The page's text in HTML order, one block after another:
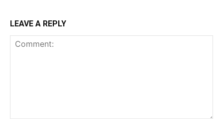
LEAVE A REPLY